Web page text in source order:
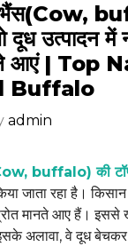
भैंस(Cow,
दूध उत्पादन में
आएं | Top
Buffalo
admin
buffalo) की
जाता रहा है।
मानते आए हैं। इससे
अलावा, वे दूध